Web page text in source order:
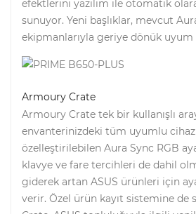
efektlerini yazılım ile otomatik
sunuyor. Yeni başlıklar, mevcut
ekipmanlarıyla geriye dönük uyum
Armoury Crate
Armoury Crate tek bir kullanışlı
envanterinizdeki tüm uyumlu
özelleştirilebilen Aura Sync RGB
klavye ve fare tercihleri de dahil
giderek artan ASUS ürünleri için
verir. Özel ürün kayıt sistemine de